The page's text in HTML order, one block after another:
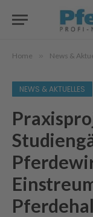
Home » News &
NEWS & AKTUELLES